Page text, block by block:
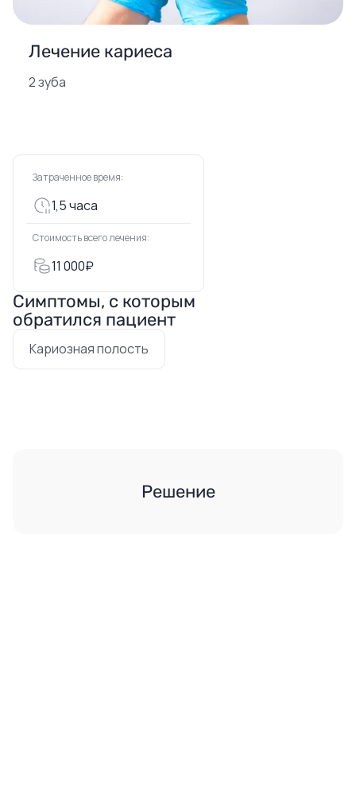
Лечение кариеса
2 зуба
Затраченное время:
1,5 часа
Стоимость всего лечения:
11 000₽
Симптомы, с которым
обратился пациент
Кариозная полость
Решение